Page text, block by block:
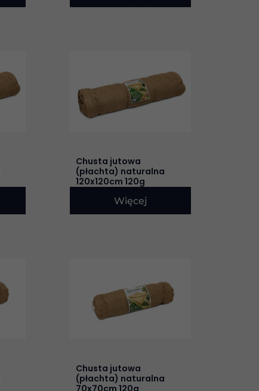
Chusta jutowa
(płachta) naturalna
120x120cm 120g
Więcej
Chusta jutowa
(płachta) naturalna
70x70cm 120g